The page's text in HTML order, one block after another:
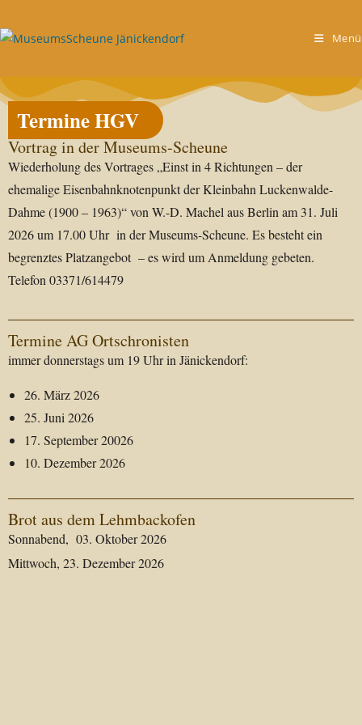
Menü
Termine HGV
Vortrag in der Museums-Scheune
Wiederholung des Vortrages „Einst in 4 Richtungen – der
ehemalige Eisenbahnknotenpunkt der Kleinbahn Luckenwalde-
Dahme (1900 – 1963)“ von W.-D. Machel aus Berlin am 31. Juli
2026 um 17.00 Uhr in der Museums-Scheune. Es besteht ein
begrenztes Platzangebot – es wird um Anmeldung gebeten.
Telefon 03371/614479
Termine AG Ortschronisten
immer donnerstags um 19 Uhr in Jänickendorf:
26. März 2026
25. Juni 2026
17. September 20026
10. Dezember 2026
Brot aus dem Lehmbackofen
Sonnabend, 03. Oktober 2026
Mittwoch, 23. Dezember 2026